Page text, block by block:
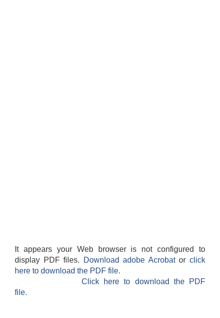
It appears your Web browser is not configured to
display PDF files.
Download adobe Acrobatorclick
here to download the PDF file.
Click here to download the PDF
file.